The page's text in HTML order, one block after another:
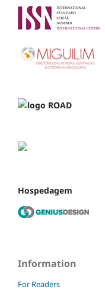
Hospedagem
Information
For Readers